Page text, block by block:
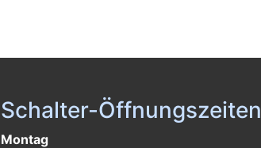
Schalter-Öffnungszeiten
Montag